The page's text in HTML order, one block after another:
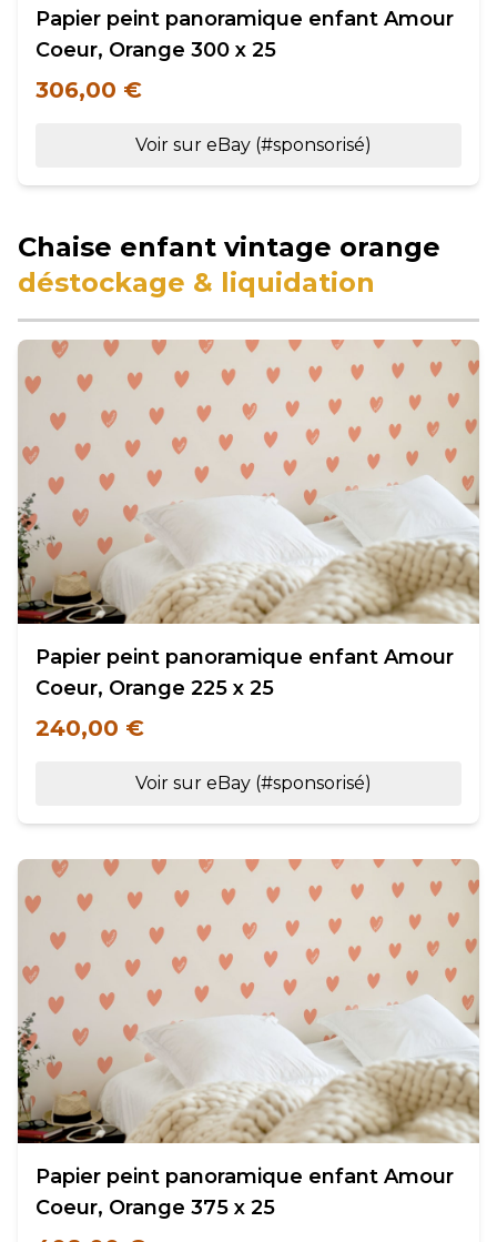
Papier peint panoramique enfant Amour
Coeur, Orange 300 x 25
306,00 €
Voir sur eBay (#sponsorisé)
Chaise enfant vintage orange
déstockage & liquidation
Papier peint panoramique enfant Amour
Coeur, Orange 225 x 25
240,00 €
Voir sur eBay (#sponsorisé)
Papier peint panoramique enfant Amour
Coeur, Orange 375 x 25